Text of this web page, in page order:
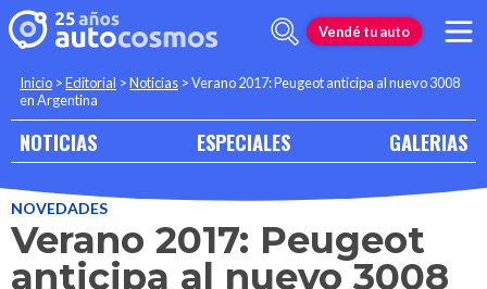
Vendé tu auto
Inicio >Editorial >Noticias >Verano 2017: Peugeot anticipa al nuevo 3008
en Argentina
NOTICIAS ESPECIALES GALERIAS
NOVEDADES
Verano 2017: Peugeot
anticipa al nuevo 3008